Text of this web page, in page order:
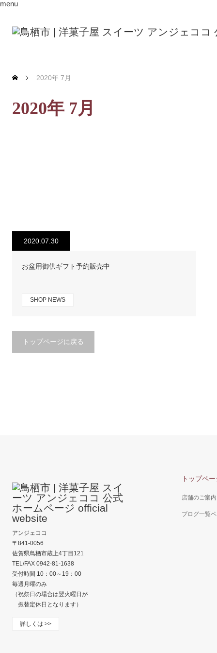
menu
2020年 7月
2020年 7月
2020.07.30
お盆用御供ギフト予約販売中
SHOP NEWS
トップページに戻る
トップペ
店舗のご案内
ブログ一覧
アンジェココ
〒841-0056
佐賀県鳥栖市蔵上4丁目121
TEL/FAX 0942-81-1638
受付時間 10：00～19：00
毎週月曜のみ
（祝祭日の場合は翌火曜日が
振替定休日となります）
詳しくは >>